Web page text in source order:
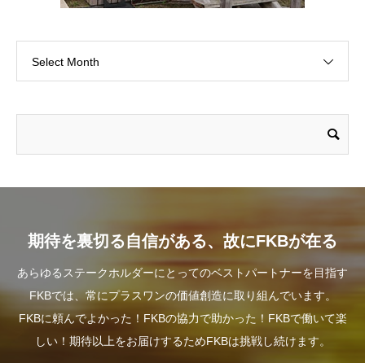
Select Month
期待を裏切る自信がある、故にFKBが在る
あらゆるステークホルダーにとってのベストパートナーを目指す
FKBでは、常にプラスワンの価値創造に取り組んでいます。
FKBに頼んでよかった！FKBの協力で助かった！FKBで働いて楽
しい！期待以上をお届けするためFKBは挑戦し続けます。